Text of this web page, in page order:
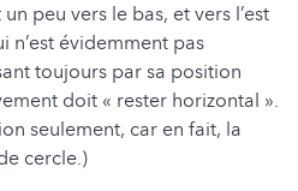
peu vers le bas, et vers l’est
n’est évidemment pas
toujours par sa position
doit « rester horizontal ».
seulement, car en fait, la
cercle.)